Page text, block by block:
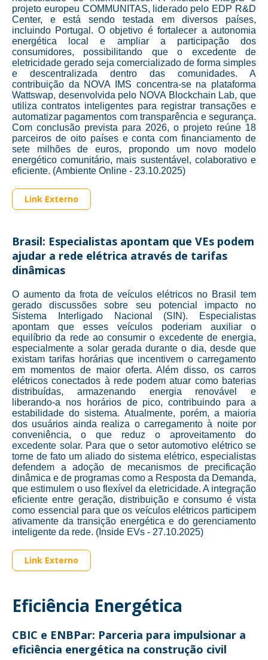
projeto europeu COMMUNITAS, liderado pelo EDP R&D
Center, e está sendo testada em diversos países,
incluindo Portugal. O objetivo é fortalecer a autonomia
energética local e ampliar a participação dos
consumidores, possibilitando que o excedente de
eletricidade gerado seja comercializado de forma simples
e descentralizada dentro das comunidades. A
contribuição da NOVA IMS concentra-se na plataforma
Wattswap, desenvolvida pelo NOVA Blockchain Lab, que
utiliza contratos inteligentes para registrar transações e
automatizar pagamentos com transparência e segurança.
Com conclusão prevista para 2026, o projeto reúne 18
parceiros de oito países e conta com financiamento de
sete milhões de euros, propondo um novo modelo
energético comunitário, mais sustentável, colaborativo e
eficiente. (Ambiente Online - 23.10.2025)
Link Externo
Brasil: Especialistas apontam que VEs podem
ajudar a rede elétrica através de tarifas
dinâmicas
O aumento da frota de veículos elétricos no Brasil tem
gerado discussões sobre seu potencial impacto no
Sistema Interligado Nacional (SIN). Especialistas
apontam que esses veículos poderiam auxiliar o
equilíbrio da rede ao consumir o excedente de energia,
especialmente a solar gerada durante o dia, desde que
existam tarifas horárias que incentivem o carregamento
em momentos de maior oferta. Além disso, os carros
elétricos conectados à rede podem atuar como baterias
distribuídas, armazenando energia renovável e
liberando-a nos horários de pico, contribuindo para a
estabilidade do sistema. Atualmente, porém, a maioria
dos usuários ainda realiza o carregamento à noite por
conveniência, o que reduz o aproveitamento do
excedente solar. Para que o setor automotivo elétrico se
torne de fato um aliado do sistema elétrico, especialistas
defendem a adoção de mecanismos de precificação
dinâmica e de programas como a Resposta da Demanda,
que estimulem o uso flexível da eletricidade. A integração
eficiente entre geração, distribuição e consumo é vista
como essencial para que os veículos elétricos participem
ativamente da transição energética e do gerenciamento
inteligente da rede. (Inside EVs - 27.10.2025)
Link Externo
Eficiência Energética
CBIC e ENBPar: Parceria para impulsionar a
eficiência energética na construção civil